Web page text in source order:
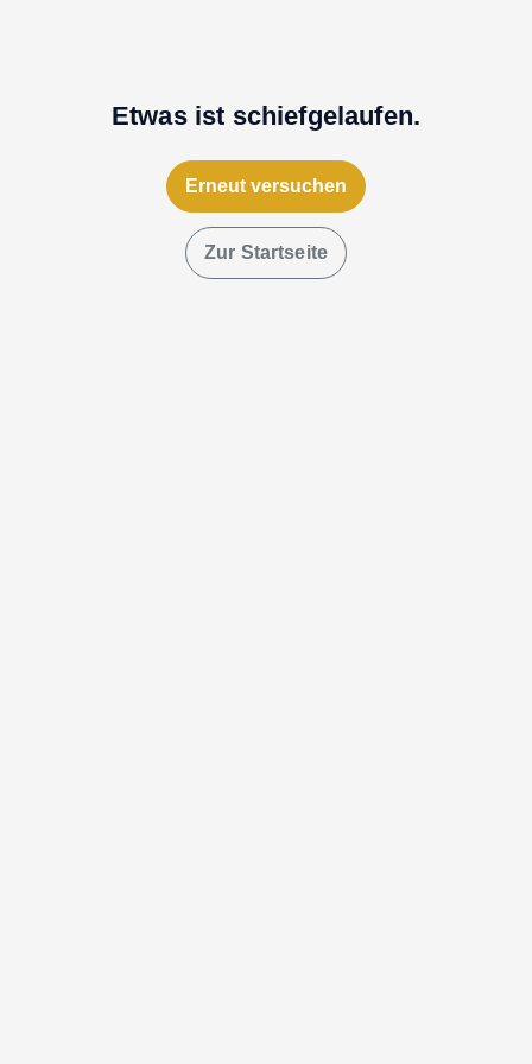
Etwas ist schiefgelaufen.
Erneut versuchen
Zur Startseite